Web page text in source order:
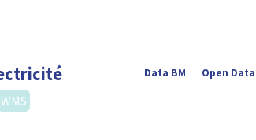
Open Data
Data BM
WMS